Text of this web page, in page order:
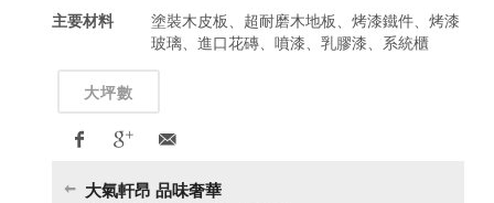
主要材料
塗裝木皮板、超耐磨木地板、烤漆鐵件、烤漆
玻璃、進口花磚、噴漆、乳膠漆、系統櫃
大坪數
大氣軒昂 品味奢華